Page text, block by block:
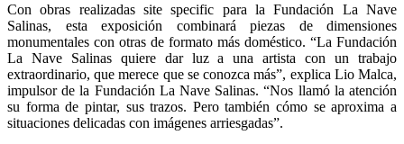
Con obras realizadas site specific para la Fundación La Nave
Salinas, esta exposición combinará piezas de dimensiones
monumentales con otras de formato más doméstico. “La Fundación
La Nave Salinas quiere dar luz a una artista con un trabajo
extraordinario, que merece que se conozca más”, explica Lio Malca,
impulsor de la Fundación La Nave Salinas. “Nos llamó la atención
su forma de pintar, sus trazos. Pero también cómo se aproxima a
situaciones delicadas con imágenes arriesgadas”.